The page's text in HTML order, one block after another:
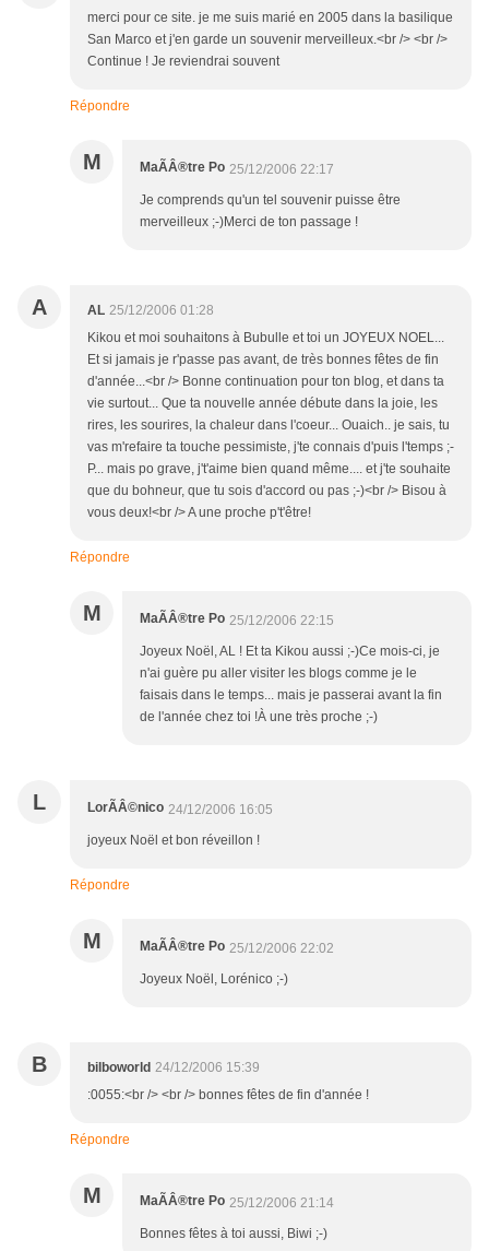
merci pour ce site. je me suis marié en 2005 dans la basilique
San Marco et j'en garde un souvenir merveilleux.<br /> <br />
Continue ! Je reviendrai souvent
Répondre
M MaÃÂ®tre Po 25/12/2006 22:17
Je comprends qu'un tel souvenir puisse être
merveilleux ;-)Merci de ton passage !
A AL 25/12/2006 01:28
Kikou et moi souhaitons à Bubulle et toi un JOYEUX NOEL...
Et si jamais je r'passe pas avant, de très bonnes fêtes de fin
d'année...<br /> Bonne continuation pour ton blog, et dans ta
vie surtout... Que ta nouvelle année débute dans la joie, les
rires, les sourires, la chaleur dans l'coeur... Ouaich.. je sais, tu
vas m'refaire ta touche pessimiste, j'te connais d'puis l'temps ;-
P... mais po grave, j't'aime bien quand même.... et j'te souhaite
que du bohneur, que tu sois d'accord ou pas ;-)<br /> Bisou à
vous deux!<br /> A une proche p't'être!
Répondre
M MaÃÂ®tre Po 25/12/2006 22:15
Joyeux Noël, AL ! Et ta Kikou aussi ;-)Ce mois-ci, je
n'ai guère pu aller visiter les blogs comme je le
faisais dans le temps... mais je passerai avant la fin
de l'année chez toi !À une très proche ;-)
L LorÃÂ©nico 24/12/2006 16:05
joyeux Noël et bon réveillon !
Répondre
M MaÃÂ®tre Po 25/12/2006 22:02
Joyeux Noël, Lorénico ;-)
B bilboworld 24/12/2006 15:39
:0055:<br /> <br /> bonnes fêtes de fin d'année !
Répondre
M MaÃÂ®tre Po 25/12/2006 21:14
Bonnes fêtes à toi aussi, Biwi ;-)